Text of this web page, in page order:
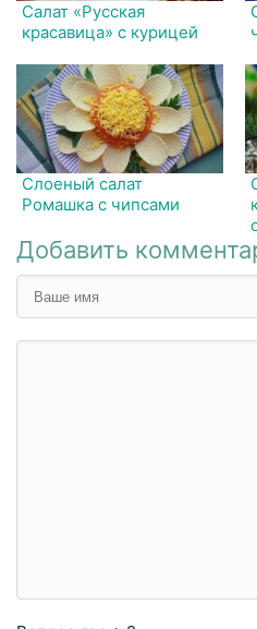
Салат «Русская
красавица» с курицей
Слоеный салат
Ромашка с чипсами
Добавить